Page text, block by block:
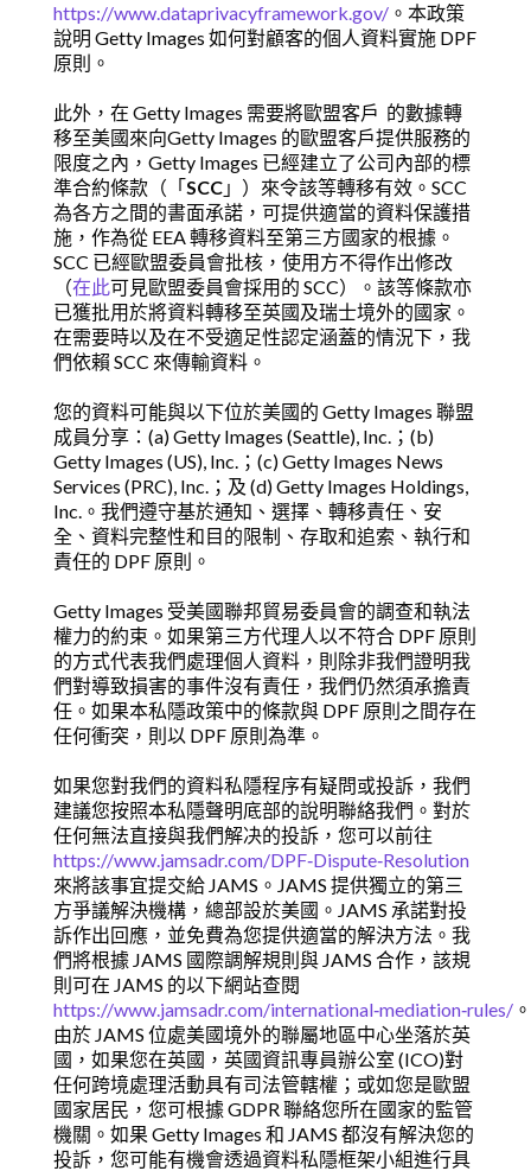
https://www.dataprivacyframework.gov/。本政策
說明 Getty Images 如何對顧客的個人資料實施 DPF
原則。
此外，在 Getty Images 需要將歐盟客戶 的數據轉
移至美國來向Getty Images 的歐盟客戶提供服務的
限度之內，Getty Images 已經建立了公司內部的標
準合約條款（「SCC」）來令該等轉移有效。SCC
為各方之間的書面承諾，可提供適當的資料保護措
施，作為從 EEA 轉移資料至第三方國家的根據。
SCC 已經歐盟委員會批核，使用方不得作出修改
（在此可見歐盟委員會採用的 SCC）。該等條款亦
已獲批用於將資料轉移至英國及瑞士境外的國家。
在需要時以及在不受適足性認定涵蓋的情況下，我
們依賴 SCC 來傳輸資料。
您的資料可能與以下位於美國的 Getty Images 聯盟
成員分享：(a) Getty Images (Seattle), Inc.；(b)
Getty Images (US), Inc.；(c) Getty Images News
Services (PRC), Inc.；及 (d) Getty Images Holdings,
Inc.。我們遵守基於通知、選擇、轉移責任、安
全、資料完整性和目的限制、存取和追索、執行和
責任的 DPF 原則。
Getty Images 受美國聯邦貿易委員會的調查和執法
權力的約束。如果第三方代理人以不符合 DPF 原則
的方式代表我們處理個人資料，則除非我們證明我
們對導致損害的事件沒有責任，我們仍然須承擔責
任。如果本私隱政策中的條款與 DPF 原則之間存在
任何衝突，則以 DPF 原則為準。
如果您對我們的資料私隱程序有疑問或投訴，我們
建議您按照本私隱聲明底部的說明聯絡我們。對於
任何無法直接與我們解决的投訴，您可以前往
https://www.jamsadr.com/DPF‑Dispute‑Resolution
來將該事宜提交給 JAMS。JAMS 提供獨立的第三
方爭議解決機構，總部設於美國。JAMS 承諾對投
訴作出回應，並免費為您提供適當的解決方法。我
們將根據 JAMS 國際調解規則與 JAMS 合作，該規
則可在 JAMS 的以下網站查閱
https://www.jamsadr.com/international‑mediation‑rules/。
由於 JAMS 位處美國境外的聯屬地區中心坐落於英
國，如果您在英國，英國資訊專員辦公室 (ICO)對
任何跨境處理活動具有司法管轄權；或如您是歐盟
國家居民，您可根據 GDPR 聯絡您所在國家的監管
機關。如果 Getty Images 和 JAMS 都沒有解決您的
投訴，您可能有機會透過資料私隱框架小組進行具